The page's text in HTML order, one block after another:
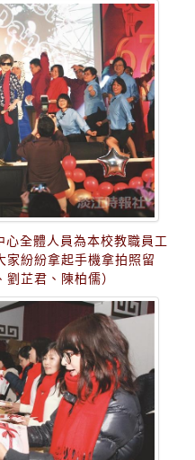
全體人員為本校教職員工
家紛紛拿起手機拿拍照留
芷君、陳柏儒）